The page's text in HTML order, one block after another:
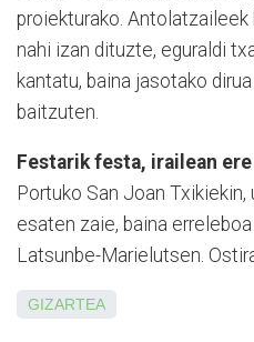
proiekturako.
nahi izan dituzte, eguraldi
kantatu, baina jasotako
baitzuten.
Festarik festa, irailean ere
Portuko San Joan
esaten zaie, baina
Latsunbe-Ma­rie­lutsen.
GIZARTEA